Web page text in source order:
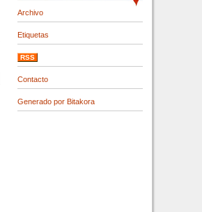
Archivo
Etiquetas
RSS
Contacto
Generado por Bitakora